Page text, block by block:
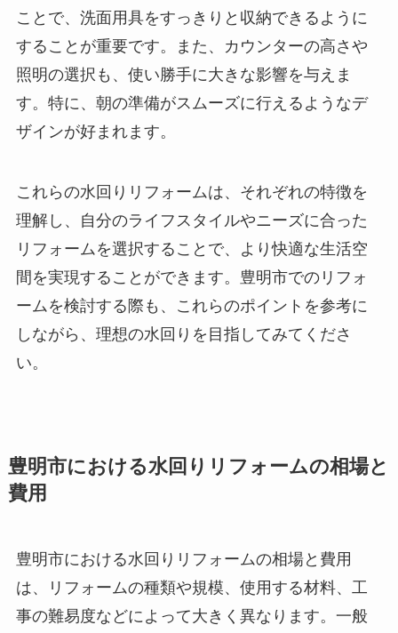
ことで、洗面用具をすっきりと収納できるように
することが重要です。また、カウンターの高さや
照明の選択も、使い勝手に大きな影響を与えま
す。特に、朝の準備がスムーズに行えるようなデ
ザインが好まれます。
これらの水回りリフォームは、それぞれの特徴を
理解し、自分のライフスタイルやニーズに合った
リフォームを選択することで、より快適な生活空
間を実現することができます。豊明市でのリフォ
ームを検討する際も、これらのポイントを参考に
しながら、理想の水回りを目指してみてくださ
い。
豊明市における水回りリフォームの相場と
費用
豊明市における水回りリフォームの相場と費用
は、リフォームの種類や規模、使用する材料、工
事の難易度などによって大きく異なります。一般